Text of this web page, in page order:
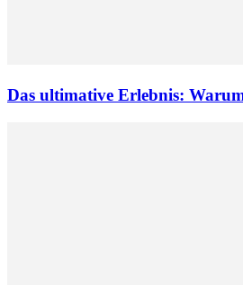
Das ultimative Erlebnis: